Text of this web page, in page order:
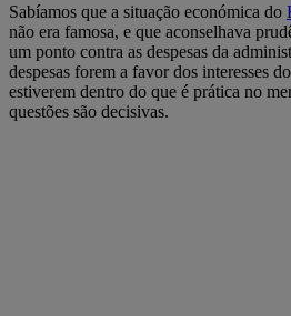
Sabíamos que a situação económica do
não era famosa, e que aconselhava
um ponto contra as despesas da
despesas forem a favor dos interesses
estiverem dentro do que é prática no
questões são decisivas.